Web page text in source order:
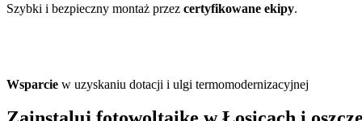
Szybki i bezpieczny montaż przez certyfikowane ekipy.
Wsparcie w uzyskaniu dotacji i ulgi termomodernizacyjnej